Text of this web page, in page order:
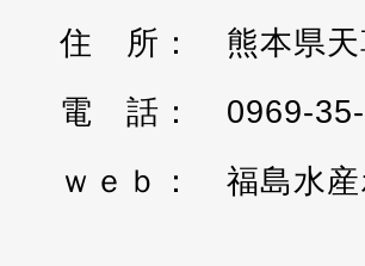
熊本県
0969-
福島水